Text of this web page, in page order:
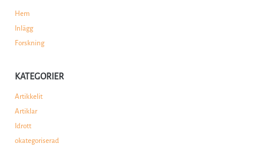
Hem
Inlägg
Forskning
KATEGORIER
Artikkelit
Artiklar
Idrott
okategoriserad